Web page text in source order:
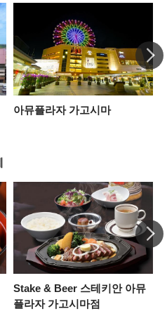
아뮤플라자 가고시마
Stake & Beer 스테키안 아뮤
플라자 가고시마점